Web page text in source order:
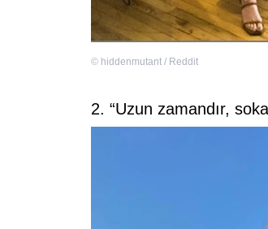
© hiddenmutant / Reddit
2. “Uzun zamandır,